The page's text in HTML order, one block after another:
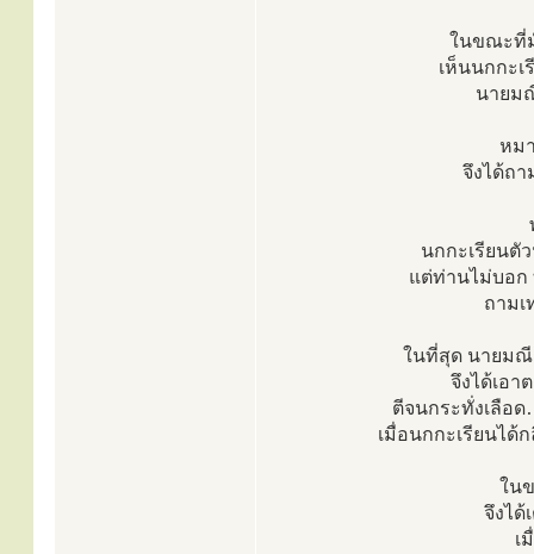
ในขณะที่
เห็นนกกะ
นายม
หม
จึงได้ถา
นกกะเรียนตั
แต่ท่านไม่บอก
ถาม
ในที่สุด นายมณี
จึงได้เอา
ตีจนกระทั่งเลือ
เมื่อนกกะเรียนได้
ใน
จึงได้
เ